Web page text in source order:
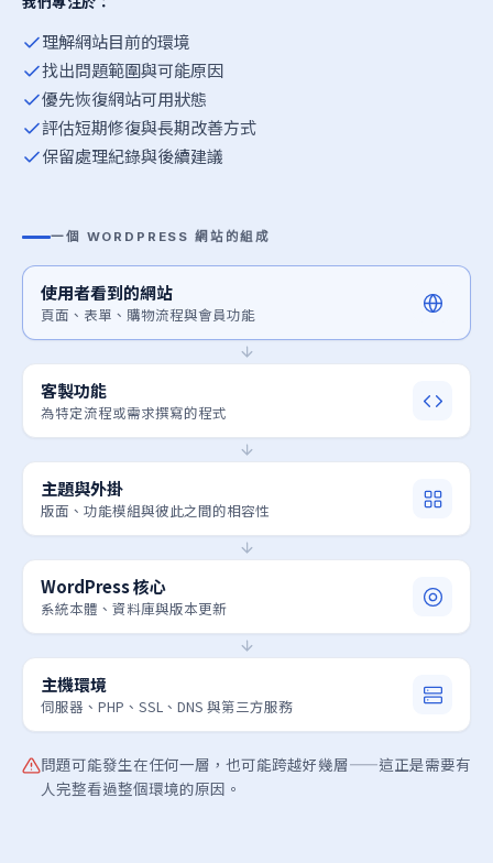
理解網站目前的環境
找出問題範圍與可能原因
優先恢復網站可用狀態
評估短期修復與長期改善方式
保留處理紀錄與後續建議
一個 WORDPRESS 網站的組成
使用者看到的網站
頁面、表單、購物流程與會員功能
客製功能
為特定流程或需求撰寫的程式
主題與外掛
版面、功能模組與彼此之間的相容性
WordPress 核心
系統本體、資料庫與版本更新
主機環境
伺服器、PHP、SSL、DNS 與第三方服務
問題可能發生在任何一層，也可能跨越好幾層——這正是需要有
人完整看過整個環境的原因。